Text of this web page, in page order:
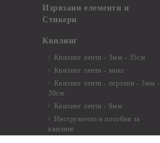
Изрязани елементи и
Стикери
Квилинг
Квилинг ленти - 3мм - 35см.
Квилинг ленти - микс
Квилинг ленти - перлени - 3мм -
30см.
Квилинг ленти - 8мм
Инструменти и пособия за
квилинг